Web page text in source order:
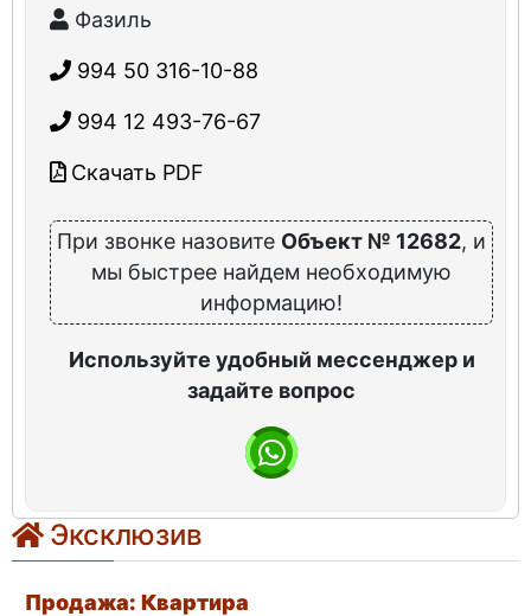
Фазиль
994 50 316-10-88
994 12 493-76-67
Скачать PDF
При звонке назовите Объект № 12682, и
мы быстрее найдем необходимую
информацию!
Используйте удобный мессенджер и
задайте вопрос
Эксклюзив
Продажа: Квартира